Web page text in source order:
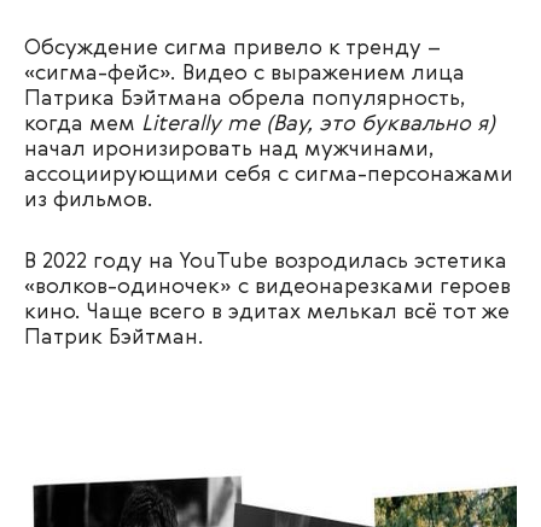
Обсуждение сигма привело к тренду –
«сигма-фейс». Видео с выражением лица
Патрика Бэйтмана обрела популярность,
когда мем Literally me (Вау, это буквально я)
начал иронизировать над мужчинами,
ассоциирующими себя с сигма-персонажами
из фильмов.
В 2022 году на YouTube возродилась эстетика
«волков-одиночек» с видеонарезками героев
кино. Чаще всего в эдитах мелькал всё тот же
Патрик Бэйтман.